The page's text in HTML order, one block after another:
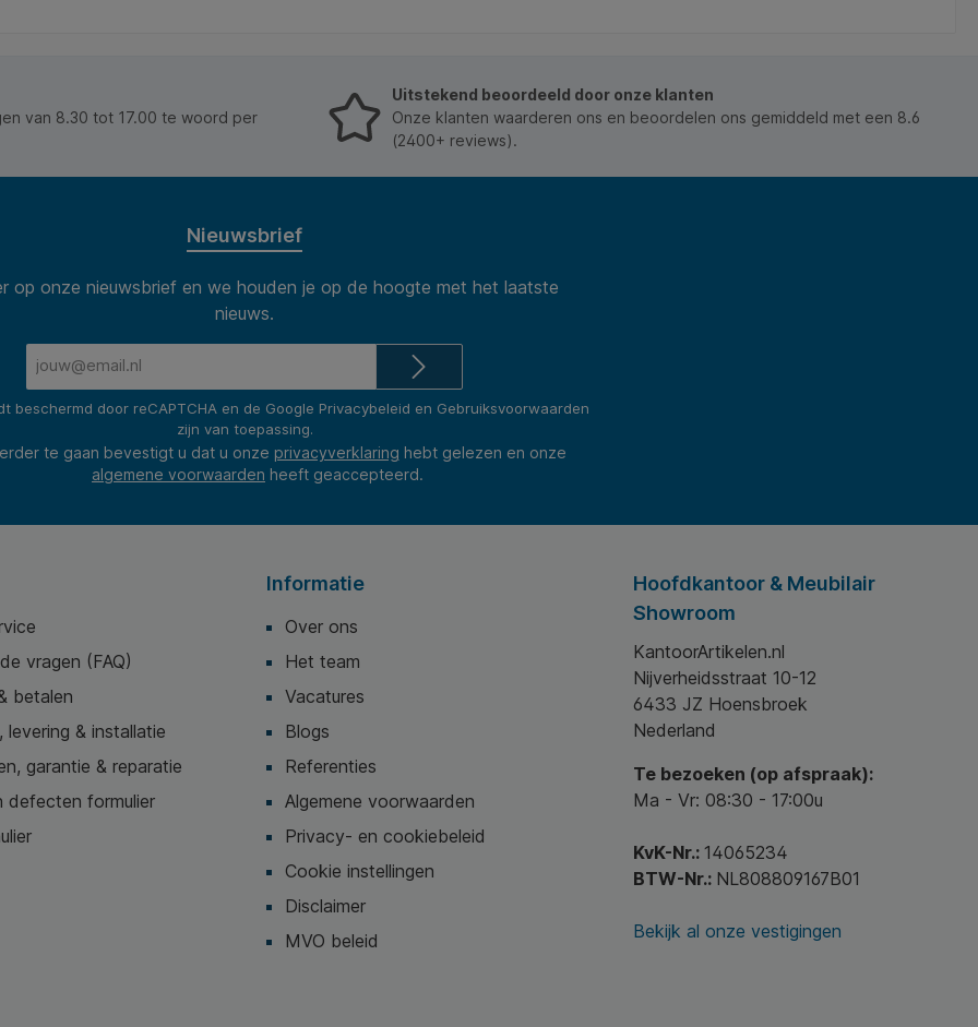
van 8.30 tot 17.00 te woord per
Uitstekend beoordeeld door onze klanten
Onze klanten waarderen ons en beoordelen ons gemiddeld met een 8.6
(2400+ reviews).
Nieuwsbrief
op onze nieuwsbrief en we houden je op de hoogte met het laatste
nieuws.
beschermd door reCAPTCHA en de Google Privacybeleid en Gebruiksvoorwaarden
zijn van toepassing.
te gaan bevestigt u dat u onze privacyverklaring hebt gelezen en onze
algemene voorwaarden heeft geaccepteerd.
vragen (FAQ)
betalen
levering & installatie
garantie & reparatie
defecten formulier
Informatie
Over ons
Het team
Vacatures
Blogs
Referenties
Algemene voorwaarden
Privacy- en cookiebeleid
Cookie instellingen
Disclaimer
MVO beleid
Hoofdkantoor & Meubilair
Showroom
KantoorArtikelen.nl
Nijverheidsstraat 10-12
6433 JZ Hoensbroek
Nederland
Te bezoeken (op afspraak):
Ma - Vr: 08:30 - 17:00u
KvK-Nr.: 14065234
BTW-Nr.: NL808809167B01
Bekijk al onze vestigingen